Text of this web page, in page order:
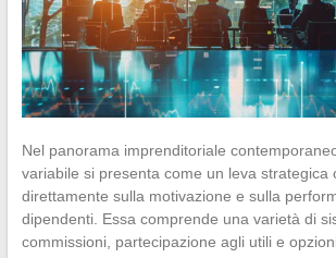
Nel panorama imprenditoriale
variabile si presenta come un leva strategica
direttamente sulla motivazione e sulla
dipendenti. Essa comprende una varietà di
commissioni, partecipazione agli utili e